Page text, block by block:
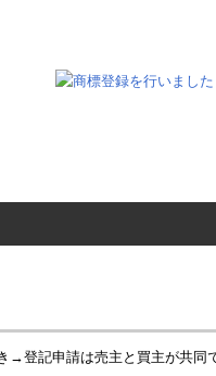
→登記申請は売主と買主が共